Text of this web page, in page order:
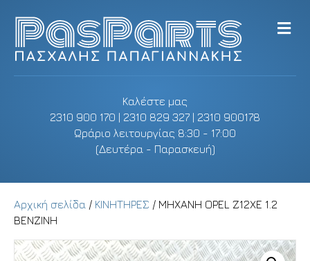
Καλέστε μας
2310 900 170 | 2310 829 327 | 2310 900178
Ωράριο λειτουργίας 8:30 - 17:00
(Δευτέρα - Παρασκευή)
M
e
Αρχική σελίδα / ΚΙΝΗΤΗΡΕΣ / ΜΗΧΑΝΗ OPEL Z12XE 1.2
ΒΕΝΖΙΝΗ